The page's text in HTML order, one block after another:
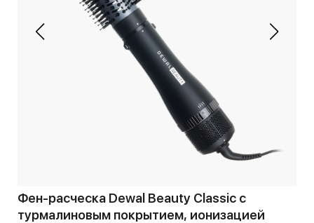
Фен-расческа Dewal Beauty Classic с
турмалиновым покрытием, ионизацией